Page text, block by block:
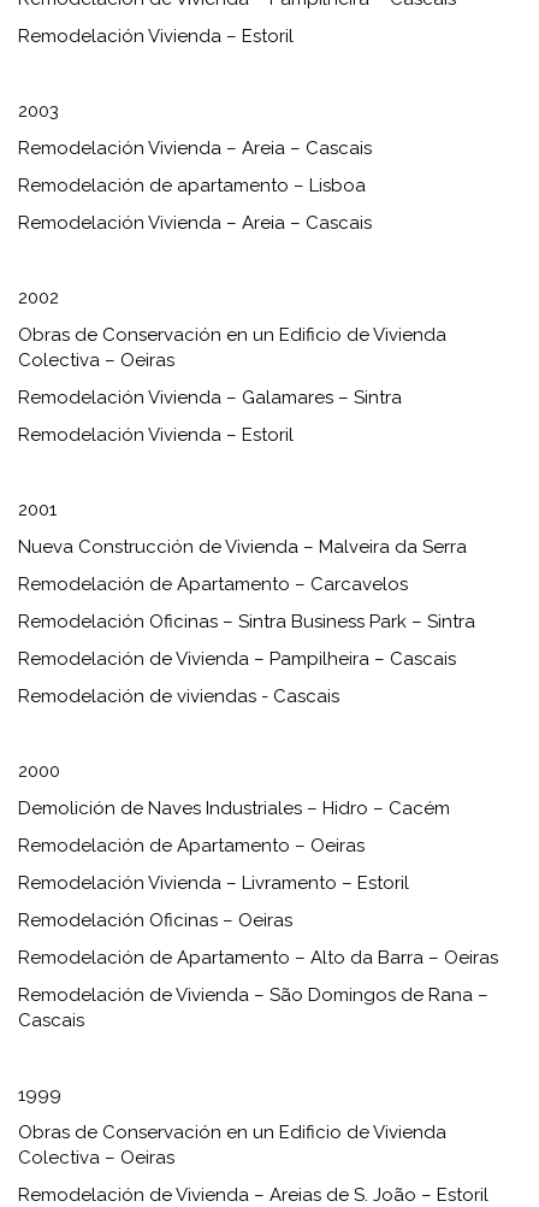
Remodelación Vivienda – Estoril
2003
Remodelación Vivienda – Areia – Cascais
Remodelación de apartamento – Lisboa
Remodelación Vivienda – Areia – Cascais
2002
Obras de Conservación en un Edificio de Vivienda
Colectiva – Oeiras
Remodelación Vivienda – Galamares – Sintra
Remodelación Vivienda – Estoril
2001
Nueva Construcción de Vivienda – Malveira da Serra
Remodelación de Apartamento – Carcavelos
Remodelación Oficinas – Sintra Business Park – Sintra
Remodelación de Vivienda – Pampilheira – Cascais
Remodelación de viviendas - Cascais
2000
Demolición de Naves Industriales – Hidro – Cacém
Remodelación de Apartamento – Oeiras
Remodelación Vivienda – Livramento – Estoril
Remodelación Oficinas – Oeiras
Remodelación de Apartamento – Alto da Barra – Oeiras
Remodelación de Vivienda – São Domingos de Rana –
Cascais
1999
Obras de Conservación en un Edificio de Vivienda
Colectiva – Oeiras
Remodelación de Vivienda – Areias de S. João – Estoril